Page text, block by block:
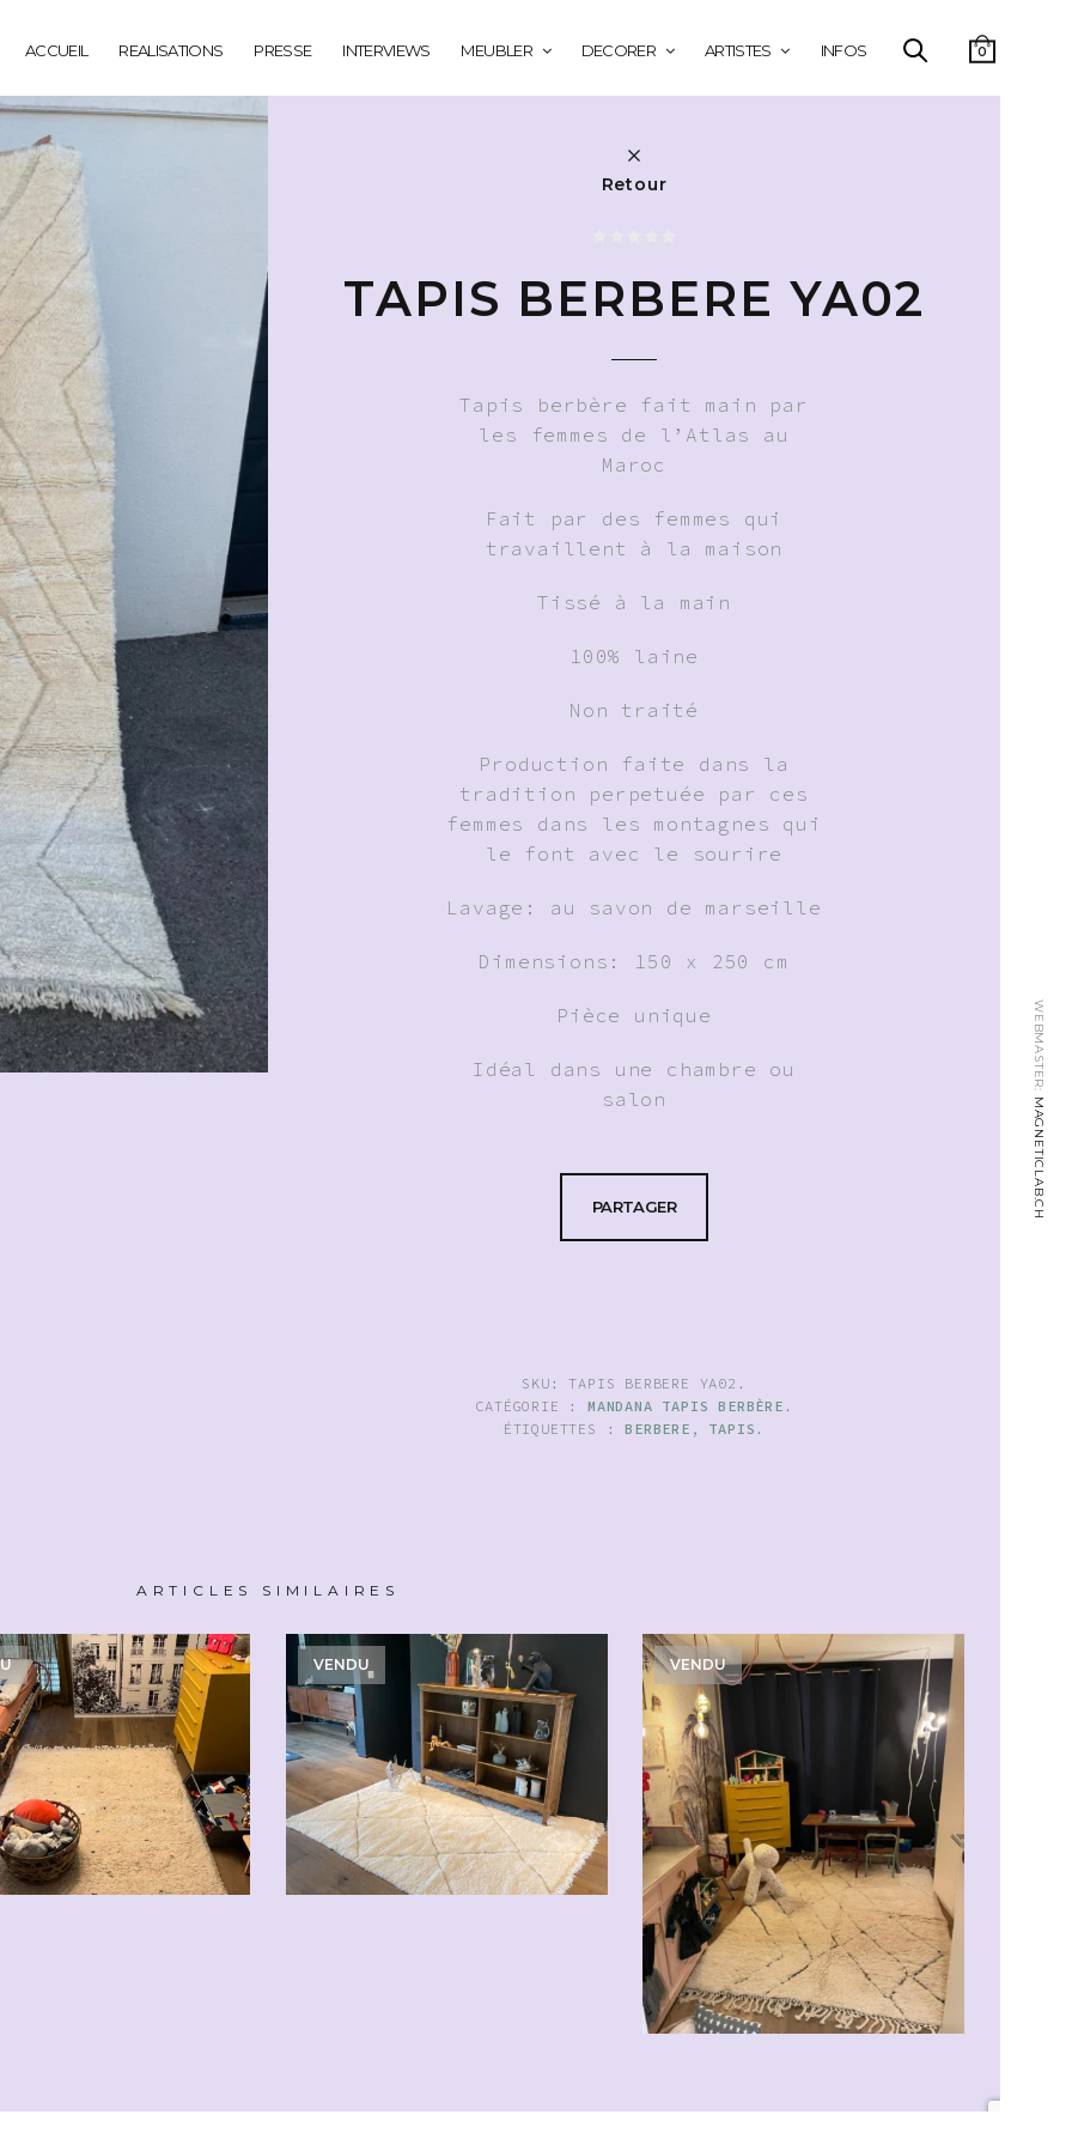
ACCUEIL REALISATIONS PRESSE INTERVIEWS MEUBLER DECORER ARTISTES INFOS 0
WEBMASTER:
MAGNETICLAB.CH
Retour
TAPIS BERBERE YA02
Tapis berbère fait main par
les femmes de l’Atlas au
Maroc
Fait par des femmes qui
travaillent à la maison
Tissé à la main
100% laine
Non traité
Production faite dans la
tradition perpetuée par ces
femmes dans les montagnes qui
le font avec le sourire
Lavage: au savon de marseille
Dimensions: 150 x 250 cm
Pièce unique
Idéal dans une chambre ou
salon
PARTAGER
SKU:TAPIS BERBERE YA02 .
CATÉGORIE : MANDANA TAPIS BERBÈRE .
ÉTIQUETTES :BERBERE , TAPIS .
ARTICLES SIMILAIRES
CHF620.00
CHF310.00
VENDU VENDU